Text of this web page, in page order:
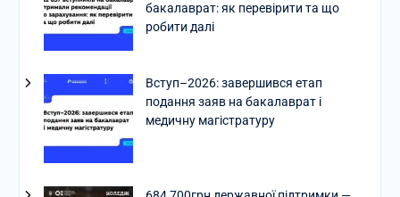
бакалаврат: як перевірити та що
робити далі
Вступ–2026: завершився етап
подання заяв на бакалаврат і
медичну магістратуру